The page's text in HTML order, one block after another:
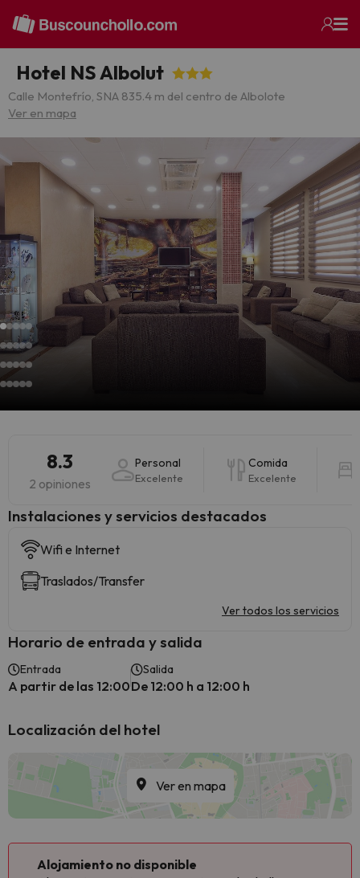
Hotel NS Albolut
Calle Montefrío, SNA 835.4 m del centro de Albolote
Ver en mapa
8.3
2 opiniones
Personal
Excelente
Comida
Excelente
Instalaciones y servicios destacados
Wifi e Internet
Traslados/Transfer
Ver todos los servicios
Horario de entrada y salida
Entrada
A partir de las 12:00
Salida
De 12:00 h a 12:00 h
Localización del hotel
Ver en mapa
Alojamiento no disponible